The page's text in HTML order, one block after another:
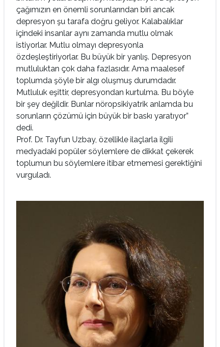
çağımızın en önemli sorunlarından biri ancak
depresyon şu tarafa doğru geliyor. Kalabalıklar
içindeki insanlar aynı zamanda mutlu olmak
istiyorlar. Mutlu olmayı depresyonla
özdeşleştiriyorlar. Bu büyük bir yanlış. Depresyon
mutluluktan çok daha fazlasıdır. Ama maalesef
toplumda şöyle bir algı oluşmuş durumdadır.
Mutluluk eşittir, depresyondan kurtulma. Bu böyle
bir şey değildir. Bunlar nöropsikiyatrik anlamda bu
sorunların çözümü için büyük bir baskı yaratıyor”
dedi.
Prof. Dr. Tayfun Uzbay, özellikle ilaçlarla ilgili
medyadaki popüler söylemlere de dikkat çekerek
toplumun bu söylemlere itibar etmemesi gerektiğini
vurguladı.